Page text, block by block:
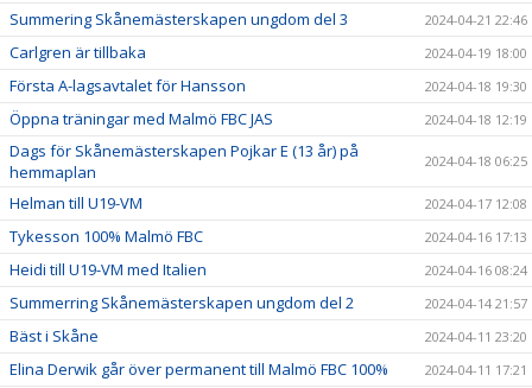
Summering Skånemästerskapen ungdom del 3 2024-04-21 22:46
Carlgren är tillbaka 2024-04-19 18:00
Första A-lagsavtalet för Hansson 2024-04-18 19:30
Öppna träningar med Malmö FBC JAS 2024-04-18 12:19
Dags för Skånemästerskapen Pojkar E (13 år) på
hemmaplan
2024-04-18 06:25
Helman till U19-VM 2024-04-17 12:08
Tykesson 100% Malmö FBC 2024-04-16 17:13
Heidi till U19-VM med Italien 2024-04-16 08:24
Summerring Skånemästerskapen ungdom del 2 2024-04-14 21:57
Bäst i Skåne 2024-04-11 23:20
Elina Derwik går över permanent till Malmö FBC 100% 2024-04-11 17:21